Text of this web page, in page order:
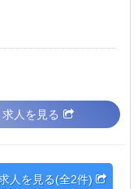
求人を見る
人を見る(全2件)